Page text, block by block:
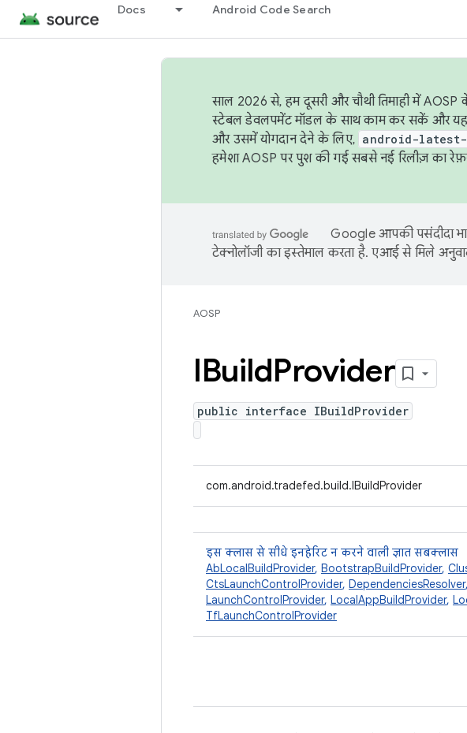
Docs Android Code Search
साल 2026 से, हम दूसरी और चौथी तिमाही में
स्टेबल डेवलपमेंट मॉडल के साथ काम कर सकें और यह
और उसमें योगदान देने के लिए, android-latest-
हमेशा AOSP पर पुश की गई सबसे नई रिलीज़ का
Google आपकी पसंदीदा
टेक्नोलॉजी का इस्तेमाल करता है. एआई से मिले
AOSP
IBuildProvider
public interface IBuildProvider
com.android.tradefed.build.IBuildProvider
इस क्लास से सीधे इनहेरिट न करने वाली ज्ञात सबक्लास
AbLocalBuildProvider, BootstrapBuildProvider,
CtsLaunchControlProvider, DependenciesResolver,
LaunchControlProvider, LocalAppBuildProvider,
TfLaunchControlProvider